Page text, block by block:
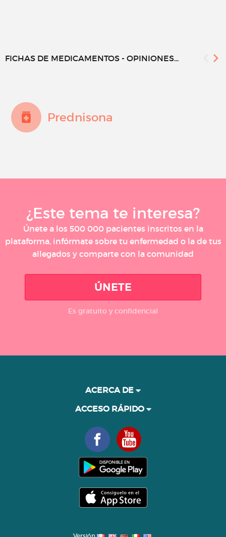
FICHAS DE MEDICAMENTOS - OPINIONES...
Prednisona
¿Este tema te interesa?
Únete a los 500 000 pacientes inscritos en la
plataforma, infórmate sobre tu enfermedad o la de tus
allegados y comparte con la comunidad
ÚNETE
Es gratuito y confidencial
ACERCA DE
ACCESO RÁPIDO